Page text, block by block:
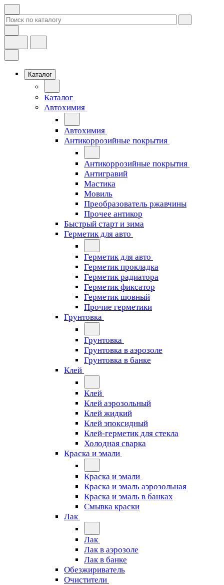
Каталог
Каталог
Автохимия
Автохимия
Антикоррозийные покрытия
Антикоррозийные покрытия
Антигравий
Мастика
Мовиль
Преобразователь ржавчины
Прочее антикор
Быстрый старт и зима
Герметик для авто
Герметик для авто
Герметик прокладка
Герметик радиатора
Герметик фиксатор
Герметик шовный
Прочие герметики
Грунтовка
Грунтовка
Грунтовка в аэрозоле
Грунтовка в банке
Клей
Клей
Клей аэрозольный
Клей жидкий
Клей эпоксидный
Клей-герметик для стекла
Холодная сварка
Краска и эмали
Краска и эмали
Краска и эмаль аэрозольная
Краска и эмаль в банках
Смывка краски
Лак
Лак
Лак в аэрозоле
Лак в банке
Обезжириватель
Очистители